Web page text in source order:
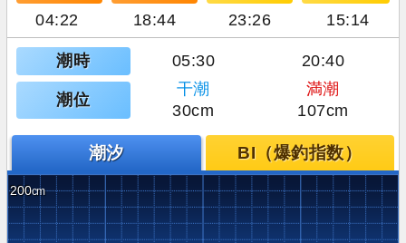
04:22 18:44 23:26 15:14
潮時 05:30 20:40
潮位
干潮
満潮
30cm
107cm
潮汐 BI（爆釣指数）
200